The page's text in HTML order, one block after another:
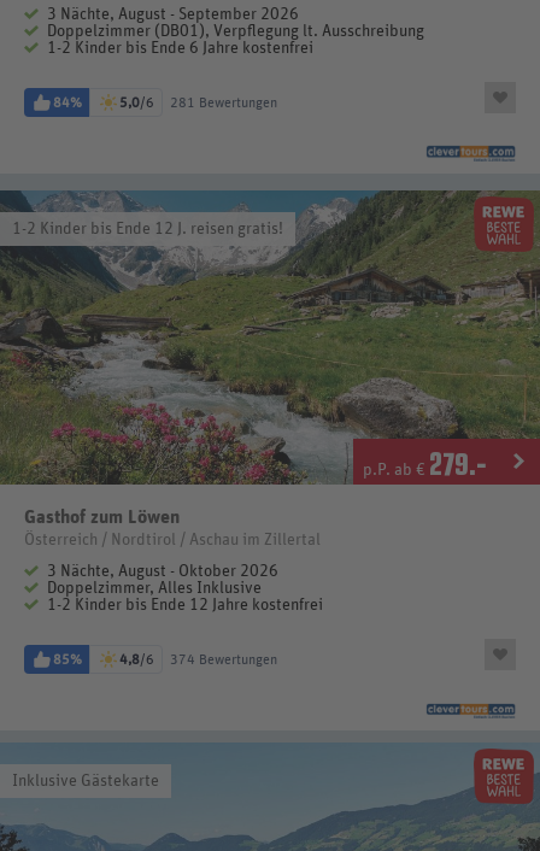
3 Nächte, August - September 2026
Doppelzimmer (DB01), Verpflegung lt. Ausschreibung
1-2 Kinder bis Ende 6 Jahre kostenfrei
84% 5,0/6 281 Bewertungen
1-2 Kinder bis Ende 12 J. reisen gratis!
p.P. ab € 279.-
Gasthof zum Löwen
Österreich / Nordtirol / Aschau im Zillertal
3 Nächte, August - Oktober 2026
Doppelzimmer, Alles Inklusive
1-2 Kinder bis Ende 12 Jahre kostenfrei
85% 4,8/6 374 Bewertungen
Inklusive Gästekarte